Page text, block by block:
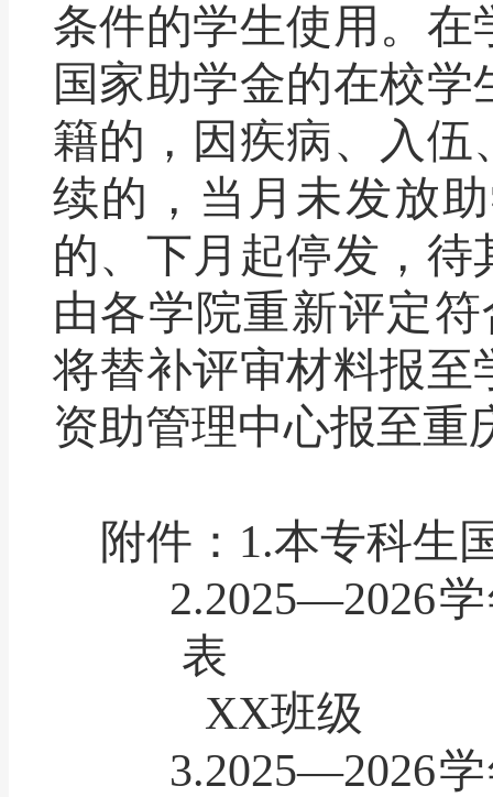
条件的学生使用。
国家助学金的在校
籍的，因疾病、入
续的，当月未发放
的、下月起停发，
由各学院重新评定
将替补评审材料报至
资助管理中心报至重
附件： 1.本专科生
2.2025—2026
表
XX班级
3.2025—2026